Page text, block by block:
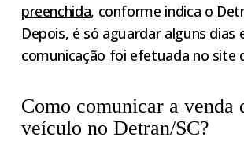
preenchida, conforme indica o
Depois, é só aguardar alguns dias
comunicação foi efetuada no site
Como comunicar a venda
veículo no Detran/SC?